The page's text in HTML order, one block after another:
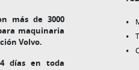
más de 3000
maquinaria
Volvo.
4 días en toda